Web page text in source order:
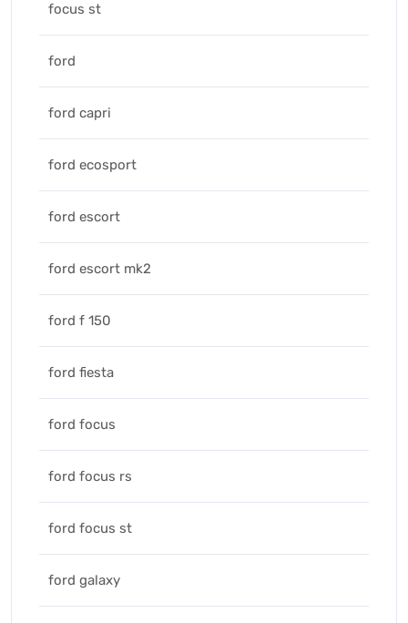
focus st
ford
ford capri
ford ecosport
ford escort
ford escort mk2
ford f 150
ford fiesta
ford focus
ford focus rs
ford focus st
ford galaxy